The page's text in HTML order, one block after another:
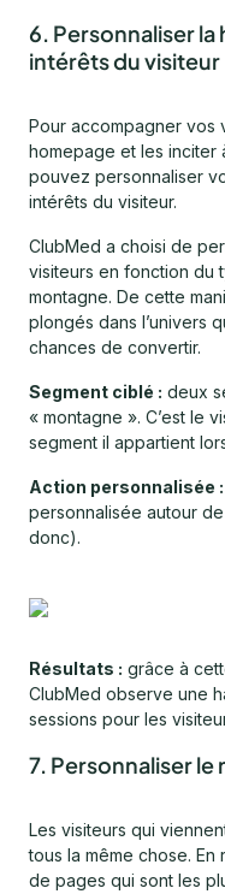
6. Personnaliser
intérêts du visiteur
Pour accompagner vos
homepage et les inciter
pouvez personnaliser
intérêts du visiteur.
ClubMed a choisi de
visiteurs en fonction du
montagne. De cette
plongés dans l’univers
chances de convertir.
Segment ciblé : deux
« montagne ». C’est le
segment il appartient
Action personnalisée :
personnalisée autour
donc).
Résultats : grâce à
ClubMed observe une
sessions pour les
7. Personnaliser
Les visiteurs qui
tous la même chose.
de pages qui sont les